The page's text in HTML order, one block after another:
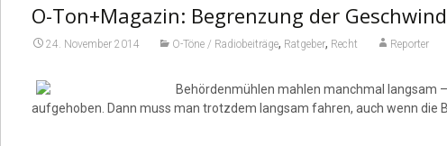
O-Ton+Magazin: Begrenzung der
24. November 2014 O-Töne / Radiobeiträge, Ratgeber, Recht Reporter
Behördenmühlen mahlen manchmal langsam
aufgehoben. Dann muss man trotzdem langsam fahren, auch wenn die